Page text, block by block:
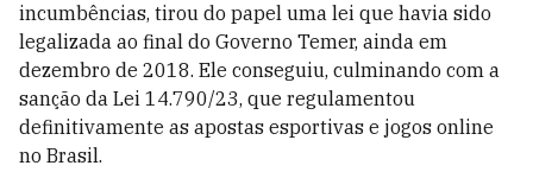
incumbências, tirou do papel uma lei que havia sido
legalizada ao final do Governo Temer, ainda em
dezembro de 2018. Ele conseguiu, culminando com a
sanção da Lei 14.790/23, que regulamentou
definitivamente as apostas esportivas e jogos online
no Brasil.